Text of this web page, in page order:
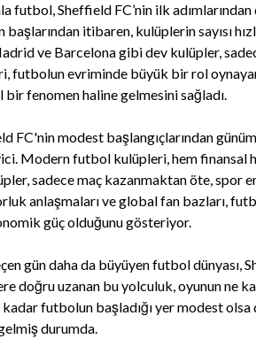
futbol, Sheffield FC’nin ilk
başlarından itibaren, kulüplerin sayısı
ve Barcelona gibi dev kulüpler,
futbolun evriminde büyük bir rol
bir fenomen haline gelmesini sağladı.
FC'nin modest başlangıçlarından
Modern futbol kulüpleri, hem finansal
sadece maç kazanmaktan öte, spor
anlaşmaları ve global fan bazları,
güç olduğunu gösteriyor.
gün daha da büyüyen futbol dünyası,
doğru uzanan bu yolculuk, oyunun ne
kadar futbolun başladığı yer modest
durumda.